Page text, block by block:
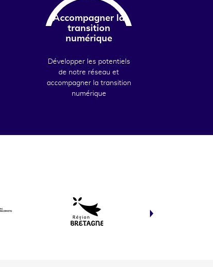
Accompagner la
transition
numérique
Développer les potentiels
de notre réseau et
accompagner la transition
numérique